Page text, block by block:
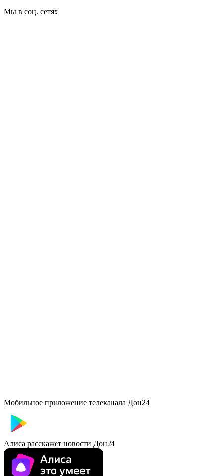
Мы в соц. сетях
Мобильное приложение телеканала Дон24
Алиса расскажет новости Дон24